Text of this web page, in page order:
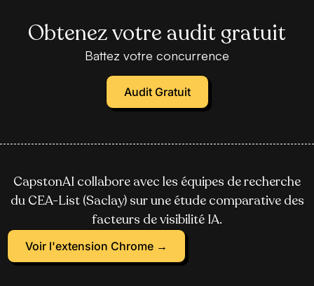
Obtenez votre audit gratuit
Battez votre concurrence
Audit Gratuit
CapstonAI collabore avec les équipes de recherche
du CEA-List (Saclay) sur une étude comparative des
facteurs de visibilité IA.
Voir l'extension Chrome →